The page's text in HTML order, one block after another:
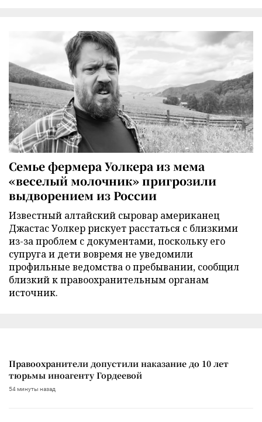
Семье фермера Уолкера из мема
«веселый молочник» пригрозили
выдворением из России
Известный алтайский сыровар американец
Джастас Уолкер рискует расстаться с близкими
из-за проблем с документами, поскольку его
супруга и дети вовремя не уведомили
профильные ведомства о пребывании, сообщил
близкий к правоохранительным органам
источник.
Правоохранители допустили наказание до 10 лет
тюрьмы иноагенту Гордеевой
54 минуты назад